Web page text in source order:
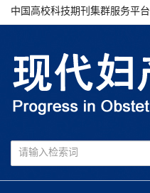
中国高校科技期刊集群服务平台